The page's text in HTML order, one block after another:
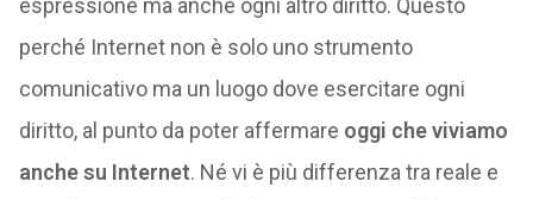
espressione ma anche ogni altro diritto. Questo
perché Internet non è solo uno strumento
comunicativo ma un luogo dove esercitare ogni
diritto, al punto da poter affermare oggi che viviamo
anche su Internet. Né vi è più differenza tra reale e